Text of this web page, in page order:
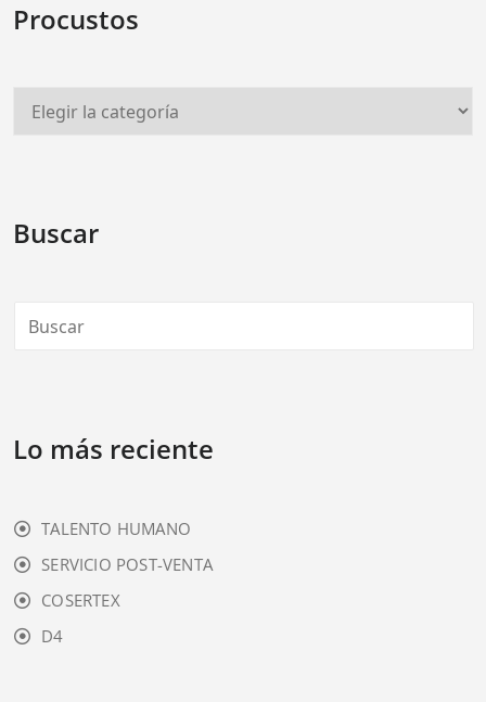
Procustos
Buscar
Lo más reciente
TALENTO HUMANO
SERVICIO POST-VENTA
COSERTEX
D4